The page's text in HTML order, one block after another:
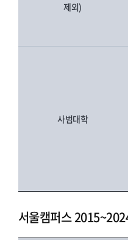
제외)
사범대학
서울캠퍼스